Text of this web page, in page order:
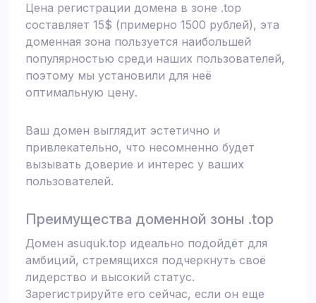
Цена регистрации домена в зоне .top
составляет 15$ (примерно 1500 рублей), эта
доменная зона пользуется наибольшей
популярностью среди наших пользователей,
поэтому мы установили для неё
оптимальную цену.
Ваш домен выглядит эстетично и
привлекательно, что несомненно будет
вызывать доверие и интерес у ваших
пользователей.
Преимущества доменной зоны .top
Домен asuquk.top идеально подойдёт для
амбиций, стремящихся подчеркнуть своё
лидерство и высокий статус.
Зарегистрируйте его сейчас, если он еще